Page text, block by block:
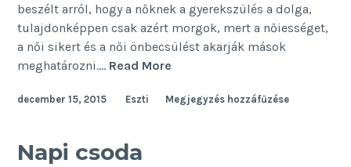
beszélt arról, hogy a nőknek a gyerekszülés a dolga,
tulajdonképpen csak azért morgok, mert a nőiességet,
a női sikert és a női önbecsülést akarják mások
meghatározni.… Read More
a
december 15, 2015 Eszti Megjegyzés hozzáfűzése
Napi csoda